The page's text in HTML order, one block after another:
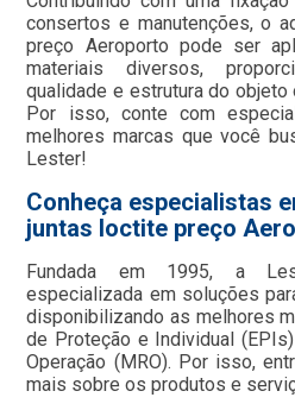
consertos e manutenções, o
preço Aeroporto pode ser
materiais diversos,
qualidade e estrutura do objeto
Por isso, conte com
melhores marcas que você
Lester!
Conheça especialistas
juntas loctite preço
Fundada em 1995, a
especializada em soluções
disponibilizando as melhores
de Proteção e Individual
Operação (MRO). Por isso,
mais sobre os produtos e